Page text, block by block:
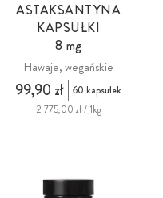
ASTAKSANTYNA
KAPSUŁKI
8 mg
Hawaje, wegańskie
99,90 zł
60 kapsułek
2 775,00 zł / 1kg